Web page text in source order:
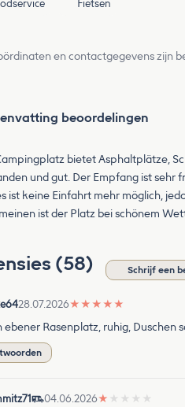
Fietsen
en contactgegevens zijn
beoordelingen
bietet Asphaltplätze,
und gut. Der Empfang ist sehr
ist keine Einfahrt mehr möglich,
ist der Platz bei schönem
(58) Schrijf een
28.07.2026★ ★ ★ ★ ★
ebener Rasenplatz, ruhig, Duschen
04.06.2026★ ★ ★ ★ ★